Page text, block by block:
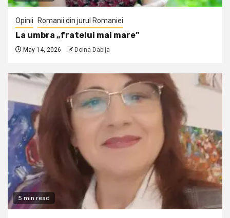
Opinii Romanii din jurul Romaniei
La umbra „fratelui mai mare”
May 14, 2026 Doina Dabija
5 min read